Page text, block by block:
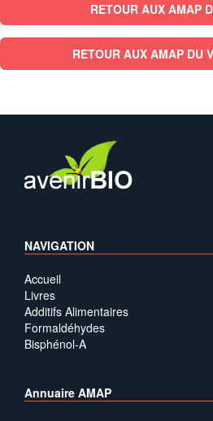
RETOUR AUX AMAP
RETOUR AUX AMAP DU
NAVIGATION
Accueil
Livres
Additifs Alimentaires
Formaldéhydes
Bisphénol-A
Annuaire AMAP